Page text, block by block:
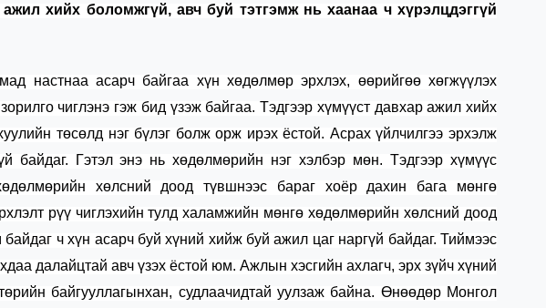
хийх боломжгүй, авч буй тэтгэмж нь хаанаа ч хүрэлцдэггүй
настнаа асарч байгаа хүн хөдөлмөр эрхлэх, өөрийгөө хөгжүүлэх
чиглэнэ гэж бид үзэж байгаа. Тэдгээр хүмүүст давхар ажил хийх
төсөлд нэг бүлэг болж орж ирэх ёстой. Асрах үйлчилгээ эрхэлж
байдаг. Гэтэл энэ нь хөдөлмөрийн нэг хэлбэр мөн.Тэдгээр хүмүүс
өдөлмөрийн хөлсний доод түвшнээс бараг хоёр дахин бага мөнгө
рүү чиглэхийн тулд халамжийн мөнгө хөдөлмөрийн хөлсний доод
байдаг ч хүн асарч буй хүний хийж буй ажил цаг наргүй байдаг. Тиймээс
далайцтай авч үзэх ёстой юм. Ажлын хэсгийн ахлагч, эрх зүйч хүний
байгууллагынхан, судлаачидтай уулзаж байна. ӨнөөдөрМонгол